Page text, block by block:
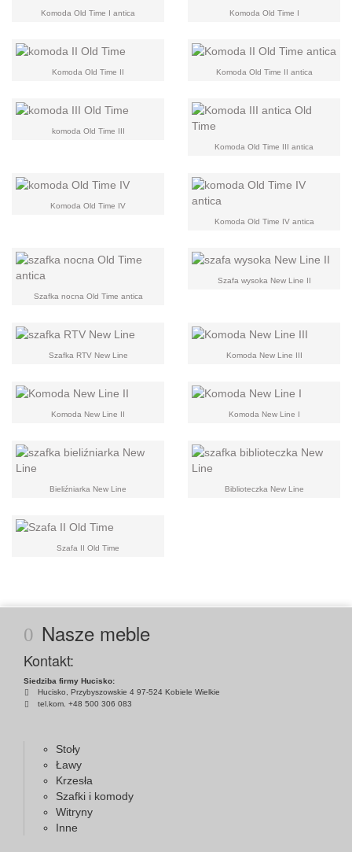
Komoda Old Time I antica Komoda Old Time I
Komoda Old Time II Komoda Old Time II antica
komoda Old Time III
Komoda Old Time III antica
Komoda Old Time IV
Komoda Old Time IV antica
Szafka nocna Old Time antica
Szafa wysoka New Line II
Szafka RTV New Line Komoda New Line III
Komoda New Line II Komoda New Line I
Bieliźniarka New Line Biblioteczka New Line
Szafa II Old Time
Nasze meble
Kontakt:
Siedziba firmy Hucisko:
Hucisko, Przybyszowskie 4 97-524 Kobiele Wielkie
tel.kom. +48 500 306 083
Stoły
Ławy
Krzesła
Szafki i komody
Witryny
Inne